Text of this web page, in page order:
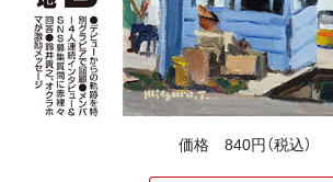
価格 840円（税込）